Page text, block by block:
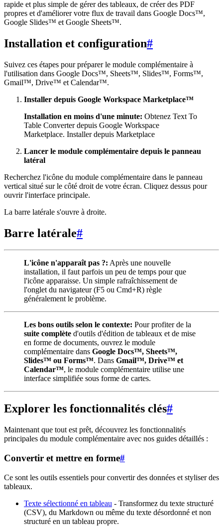
rapide et plus simple de gérer des tableaux, de créer des PDF
propres et d'améliorer votre flux de travail dans Google Docs™,
Google Slides™ et Google Sheets™.
Installation et configuration#
Suivez ces étapes pour préparer le module complémentaire à
l'utilisation dans Google Docs™, Sheets™, Slides™, Forms™,
Gmail™, Drive™ et Calendar™.
Installer depuis Google Workspace Marketplace™
Installation en moins d'une minute: Obtenez Text To
Table Converter depuis Google Workspace
Marketplace. Installer depuis Marketplace
Lancer le module complémentaire depuis le panneau
latéral
Recherchez l'icône du module complémentaire dans le panneau
vertical situé sur le côté droit de votre écran. Cliquez dessus pour
ouvrir l'interface principale.
La barre latérale s'ouvre à droite.
Barre latérale#
L'icône n'apparaît pas ?: Après une nouvelle
installation, il faut parfois un peu de temps pour que
l'icône apparaisse. Un simple rafraîchissement de
l'onglet du navigateur (F5 ou Cmd+R) règle
généralement le problème.
Les bons outils selon le contexte: Pour profiter de la
suite complète d'outils d'édition de tableaux et de mise
en forme de documents, ouvrez le module
complémentaire dans Google Docs™, Sheets™,
Slides™ ou Forms™. Dans Gmail™, Drive™ et
Calendar™, le module complémentaire utilise une
interface simplifiée sous forme de cartes.
Explorer les fonctionnalités clés#
Maintenant que tout est prêt, découvrez les fonctionnalités
principales du module complémentaire avec nos guides détaillés :
Convertir et mettre en forme#
Ce sont les outils essentiels pour convertir des données et styliser des
tableaux.
Texte sélectionné en tableau - Transformez du texte structuré
(CSV), du Markdown ou même du texte désordonné et non
structuré en un tableau propre.